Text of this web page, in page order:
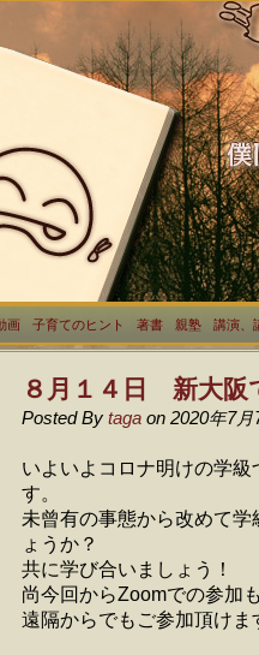
画 子育てのヒント 著書 親塾 講演、
８月１４日 新大阪
Posted By taga on 2020年7月
いよいよコロナ明けの学
す。
未曾有の事態から改めて
ょうか？
共に学び合いましょう！
尚今回からZoomでの参加
遠隔からでもご参加頂け